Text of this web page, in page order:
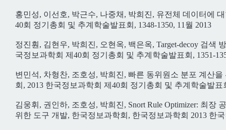
홍민성, 이선호, 박근수, 나중채, 박희진, 유전체 데이터에
40회 정기총회 및 추계학술발표회, 1348-1350, 11월 2013
정진훤, 김현우, 박희진, 오현옥, 백은옥, Target-decoy 검색
국정보과학회 제40회 정기총회 및 추계학술발표회, 1351-
변민석, 차형찬, 조호성, 박희진, 빠른 동위원소 분포 계산
회, 2013 한국정보과학회 제40회 정기총회 및 추계학술발표
김웅휘, 권인하, 조호성, 박희진, Snort Rule Optimizer: 최
위한 도구 개발, 한국정보과학회, 한국정보과학회 2013 한